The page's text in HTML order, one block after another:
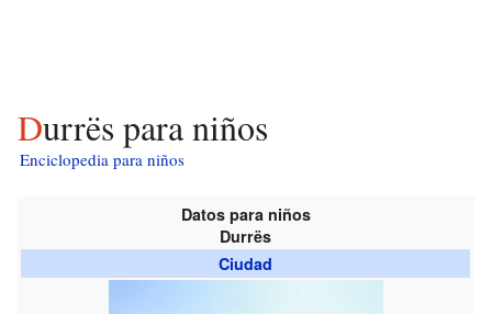
Durrës para niños
Enciclopedia para niños
Datos para niños
Durrës
Ciudad